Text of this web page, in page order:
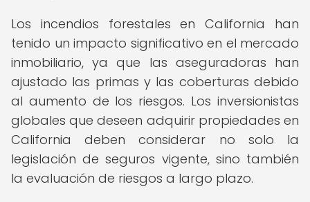
Los incendios forestales en California han
tenido un impacto significativo en el mercado
inmobiliario, ya que las aseguradoras han
ajustado las primas y las coberturas debido
al aumento de los riesgos. Los inversionistas
globales que deseen adquirir propiedades en
California deben considerar no solo la
legislación de seguros vigente, sino también
la evaluación de riesgos a largo plazo.